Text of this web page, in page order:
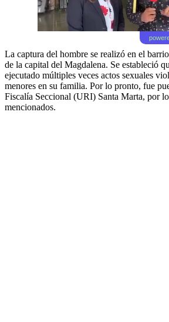
La captura del hombre se realizó en el
de la capital del Magdalena. Se estableció
ejecutado múltiples veces actos sexuales
menores en su familia. Por lo pronto, fue
Fiscalía Seccional (URI) Santa Marta, por
mencionados.